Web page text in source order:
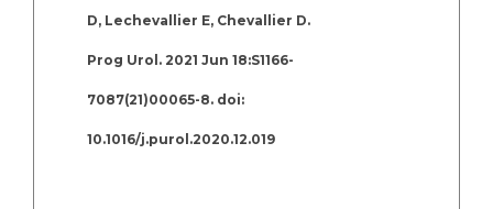
D, Lechevallier E, Chevallier D.
Prog Urol. 2021 Jun 18:S1166-
7087(21)00065-8. doi:
10.1016/j.purol.2020.12.019